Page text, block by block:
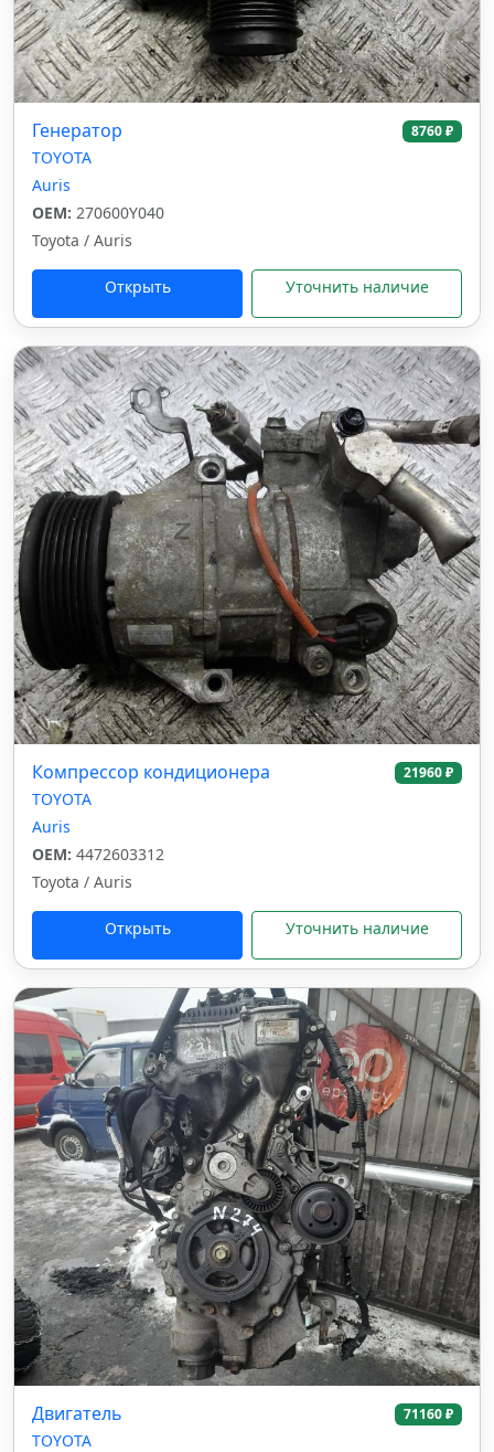
Генератор 8760 ₽
TOYOTA
Auris
OEM: 270600Y040
Toyota / Auris
Открыть Уточнить наличие
Компрессор кондиционера 21960 ₽
TOYOTA
Auris
OEM: 4472603312
Toyota / Auris
Открыть Уточнить наличие
Двигатель 71160 ₽
TOYOTA